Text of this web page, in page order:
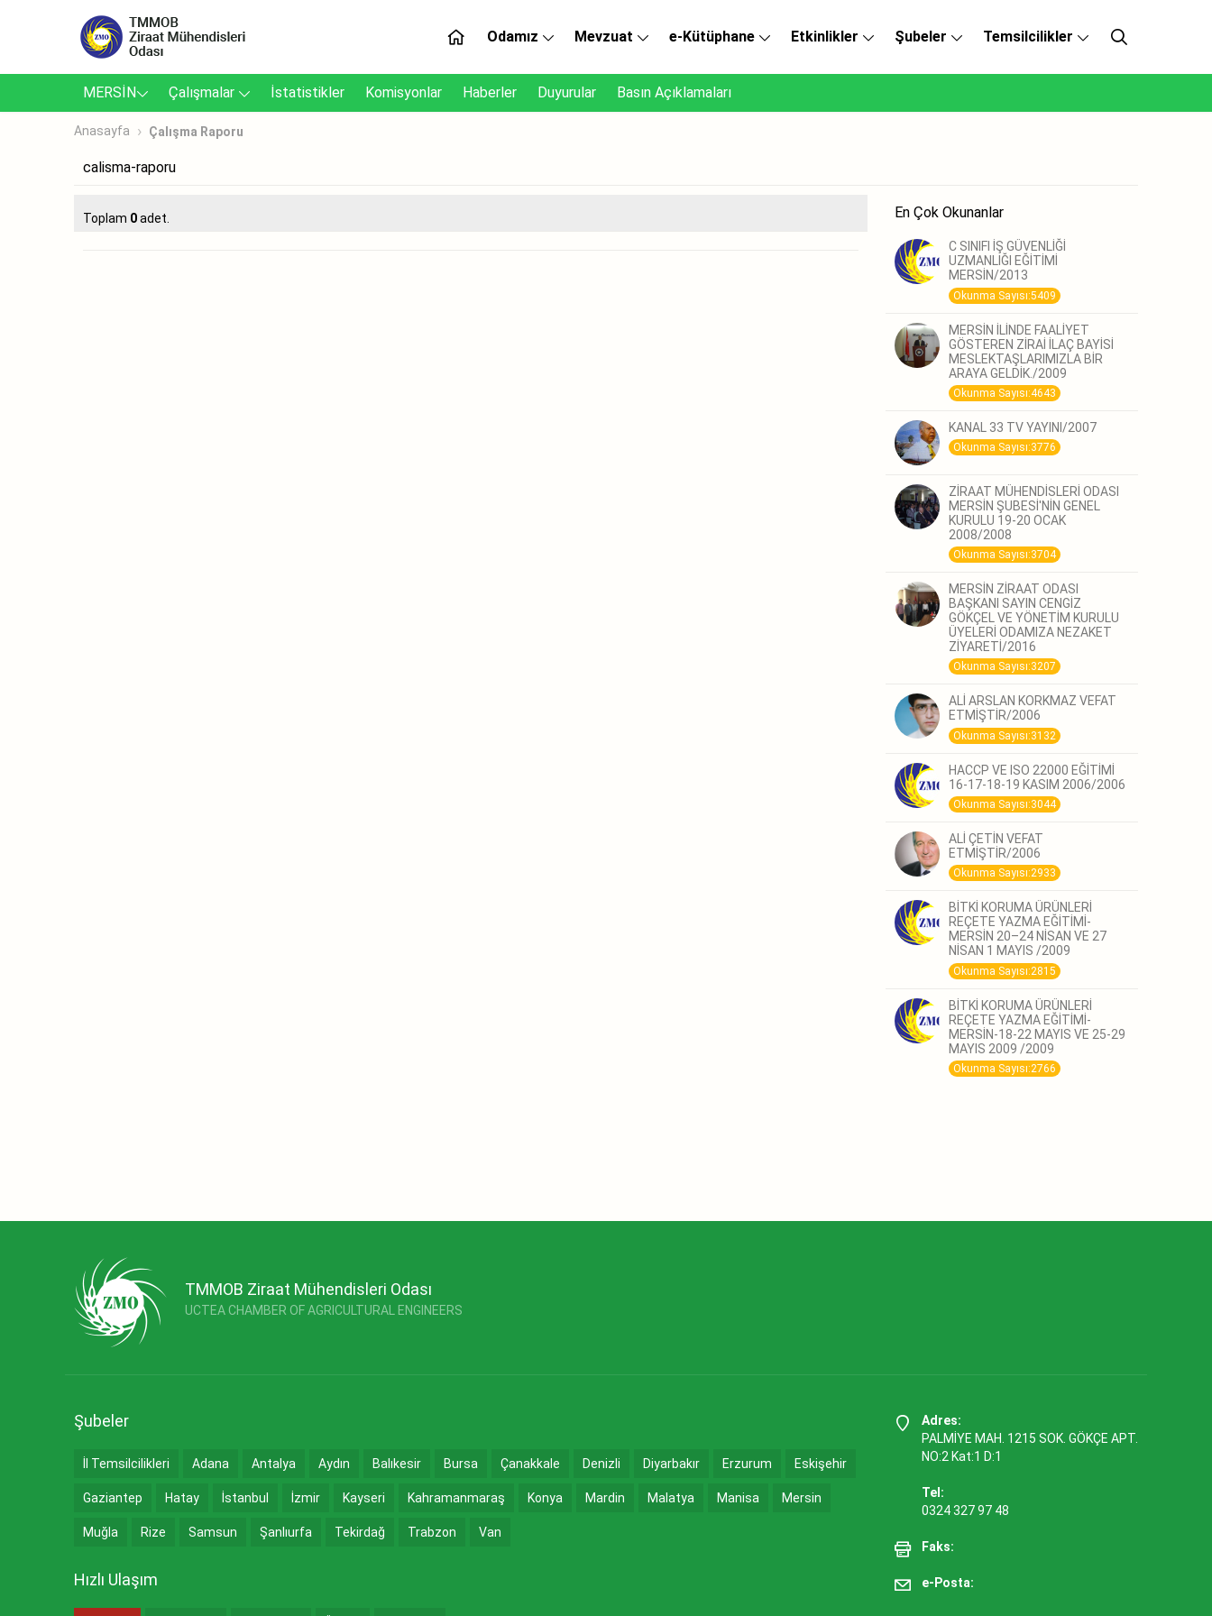
Odamız Mevzuat e-Kütüphane Etkinlikler Şubeler Temsilcilikler
MERSİN Çalışmalar İstatistikler Komisyonlar Haberler Duyurular Basın Açıklamaları
Anasayfa Çalışma Raporu
calisma-raporu
Toplam 0adet. En Çok Okunanlar
C SINIFI İŞ GÜVENLİĞİ
UZMANLIĞI EĞİTİMİ
MERSİN/2013
Okunma Sayısı:5409
MERSİN İLİNDE FAALİYET
GÖSTEREN ZİRAİ İLAÇ BAYİSİ
MESLEKTAŞLARIMIZLA BİR
ARAYA GELDİK./2009
Okunma Sayısı:4643
KANAL 33 TV YAYINI/2007
Okunma Sayısı:3776
ZİRAAT MÜHENDİSLERİ ODASI
MERSİN ŞUBESİ'NİN GENEL
KURULU 19-20 OCAK
2008/2008
Okunma Sayısı:3704
MERSİN ZİRAAT ODASI
BAŞKANI SAYIN CENGİZ
GÖKÇEL VE YÖNETİM KURULU
ÜYELERİ ODAMIZA NEZAKET
ZİYARETİ/2016
Okunma Sayısı:3207
ALİ ARSLAN KORKMAZ VEFAT
ETMİŞTİR/2006
Okunma Sayısı:3132
HACCP VE ISO 22000 EĞİTİMİ
16-17-18-19 KASIM 2006/2006
Okunma Sayısı:3044
ALİ ÇETİN VEFAT
ETMİŞTİR/2006
Okunma Sayısı:2933
BİTKİ KORUMA ÜRÜNLERİ
REÇETE YAZMA EĞİTİMİ-
MERSİN 20–24 NİSAN VE 27
NİSAN 1 MAYIS /2009
Okunma Sayısı:2815
BİTKİ KORUMA ÜRÜNLERİ
REÇETE YAZMA EĞİTİMİ-
MERSİN-18-22 MAYIS VE 25-29
MAYIS 2009 /2009
Okunma Sayısı:2766
TMMOB Ziraat Mühendisleri Odası
UCTEA CHAMBER OF AGRICULTURAL ENGINEERS
Şubeler
İl Temsilcilikleri Adana Antalya Aydın Balıkesir Bursa Çanakkale Denizli Diyarbakır Erzurum Eskişehir
Gaziantep Hatay İstanbul İzmir Kayseri Kahramanmaraş Konya Mardin Malatya Manisa Mersin
Muğla Rize Samsun Şanlıurfa Tekirdağ Trabzon Van
Hızlı Ulaşım
Adres:
PALMİYE MAH. 1215 SOK. GÖKÇE APT.
NO:2 Kat:1 D:1
Tel:
0324 327 97 48
Faks:
e-Posta: